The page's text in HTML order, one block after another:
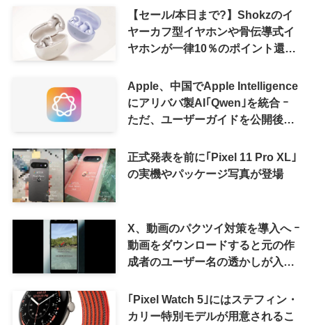
【セール/本日まで?】Shokzのイ
ヤーカフ型イヤホンや骨伝導式イ
ヤホンが一律10％のポイント還元
Apple、中国でApple Intelligence
にアリババ製AI｢Qwen｣を統合 ｰ
ただ、ユーザーガイドを公開後に
正式発表を前に｢Pixel 11 Pro XL｣
の実機やパッケージ写真が登場
X、動画のパクツイ対策を導入へ ｰ
動画をダウンロードすると元の作
成者のユーザー名の透かしが入る
｢Pixel Watch 5｣にはステフィン・
カリー特別モデルが用意されるこ